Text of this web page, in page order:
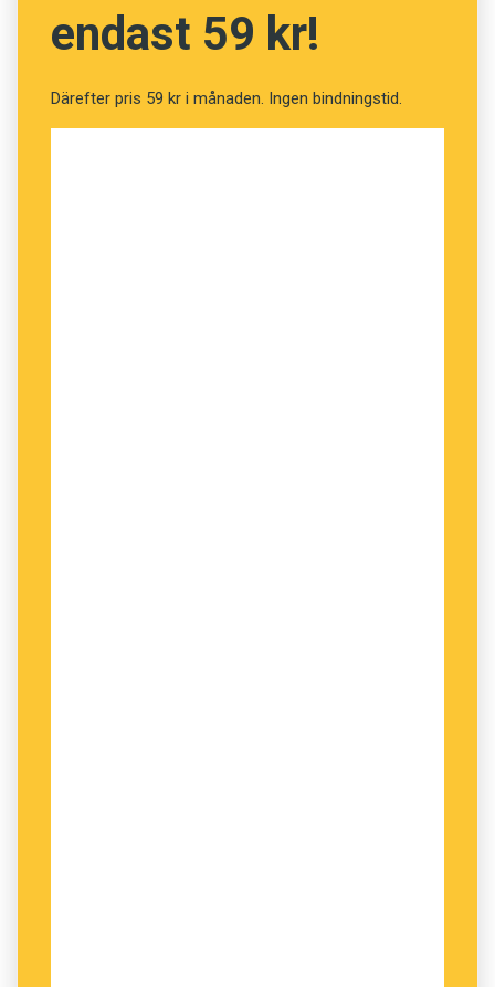
mindre benägna att bli arga än barn med mindre
De barn som hade hunnit längre i
endast 59 kr!
Därefter pris 59 kr i månaden. Ingen bindningstid.